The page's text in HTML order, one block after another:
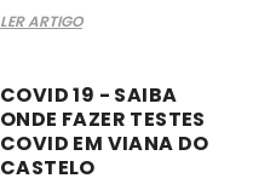
LER ARTIGO
COVID 19 - SAIBA
ONDE FAZER TESTES
COVID EM VIANA DO
CASTELO